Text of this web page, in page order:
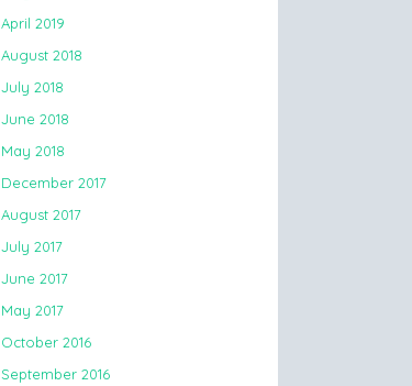
April 2019
August 2018
July 2018
June 2018
May 2018
December 2017
August 2017
July 2017
June 2017
May 2017
October 2016
September 2016